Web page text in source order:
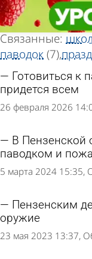
Тег новостей
Всего найдено
Связанные:
паводок(7)
Готовиться к
придется всем
26 февраля 2026
В Пензенской
паводком и
5 марта 2024 15:35
Пензенским
оружие
23 мая 2023 13:37
Тег новостей